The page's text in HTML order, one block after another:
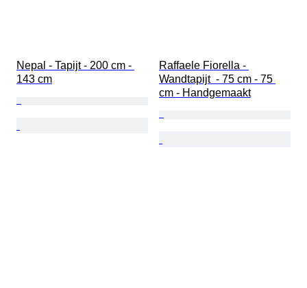
Nepal - Tapijt - 200 cm -
143 cm
Raffaele Fiorella -
Wandtapijt  - 75 cm - 75
cm - Handgemaakt